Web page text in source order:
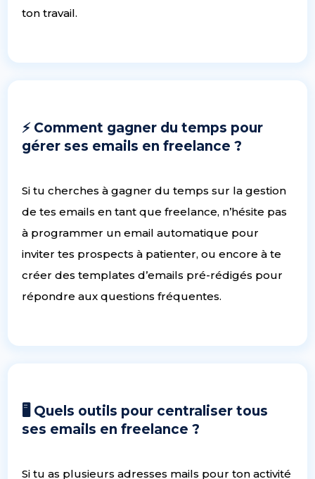
ton travail.
⚡️ Comment gagner du temps pour
gérer ses emails en freelance ?
Si tu cherches à gagner du temps sur la gestion
de tes emails en tant que freelance, n’hésite pas
à programmer un email automatique pour
inviter tes prospects à patienter, ou encore à te
créer des templates d’emails pré-rédigés pour
répondre aux questions fréquentes.
🖥 Quels outils pour centraliser tous
ses emails en freelance ?
Si tu as plusieurs adresses mails pour ton activité